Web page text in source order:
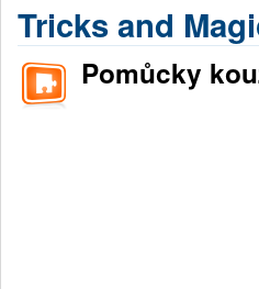
Tricks and
Pomůcky